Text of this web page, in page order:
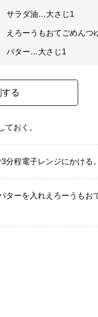
サラダ油…大さじ1
えろーうもおてごめん
バター…大さじ1
る
ておく。
程電子レンジにかける。
ターを入れえろーうもお